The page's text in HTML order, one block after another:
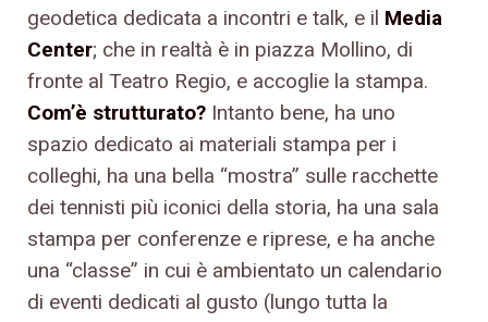
geodetica dedicata a incontri e talk, e il Media
Center; che in realtà è in piazza Mollino, di
fronte al Teatro Regio, e accoglie la stampa.
Com’è strutturato? Intanto bene, ha uno
spazio dedicato ai materiali stampa per i
colleghi, ha una bella “mostra” sulle racchette
dei tennisti più iconici della storia, ha una sala
stampa per conferenze e riprese, e ha anche
una “classe” in cui è ambientato un calendario
di eventi dedicati al gusto (lungo tutta la